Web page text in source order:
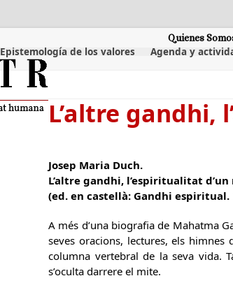
Quienes
Epistemología de los valores Agenda y
L’altre gandhi,
Josep Maria Duch.
L’altre gandhi, l’espiritualitat
(ed. en castellà: Gandhi espiritual.
A més d’una biografia de Mahatma
seves oracions, lectures, els himnes
columna vertebral de la seva vida.
s’oculta darrere el mite.